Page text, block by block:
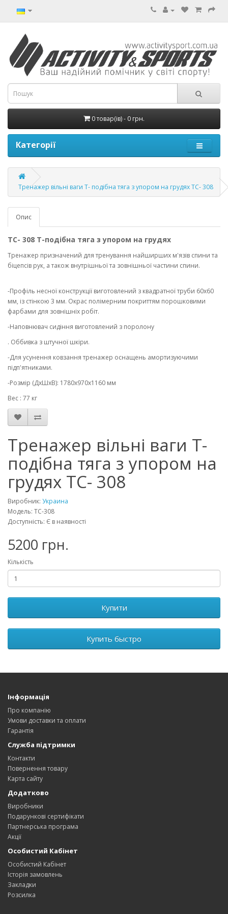
0 товар(ів) - 0 грн.
Категорії
Тренажер вільні ваги Т- подібна тяга з упором на грудях ТС- 308
Опис
ТС- 308 Т-подібна тяга з упором на грудях
Тренажер призначений для тренування найширших м'язів спини та
біцепсів рук, а також внутрішньої та зовнішньої частини спини.
-Профіль несної конструкції виготовлений з квадратної труби 60х60
мм, із стінкою 3 мм. Окрас полімерним покриттям порошковими
фарбами для зовнішніх робіт.
-Наповнювач сидіння виготовлений з поролону
. Оббивка з штучної шкіри.
-Для усунення ковзання тренажер оснащень амортизуючими
підп'ятниками.
-Розмір (ДхШхВ): 1780х970х1160 мм
Вес : 77 кг
Тренажер вільні ваги Т-
подібна тяга з упором на
грудях ТС- 308
Виробник: Украина
Модель: ТС-308
Доступність: Є в наявності
5200 грн.
Кількість
Купити
Купить быстро
Інформація
Про компанію
Умови доставки та оплати
Гарантія
Служба підтримки
Контакти
Повернення товару
Карта сайту
Додатково
Виробники
Подарункові сертифікати
Партнерська програма
Акції
Особистий Кабінет
Особистий Кабінет
Історія замовлень
Закладки
Розсилка